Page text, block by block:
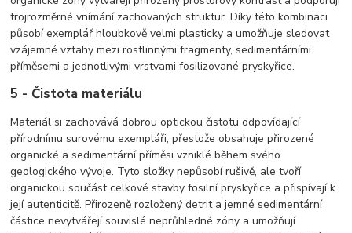
trojrozměrné vnímání zachovaných struktur. Díky této kombinaci
působí exemplář hloubkově velmi plasticky a umožňuje sledovat
vzájemné vztahy mezi rostlinnými fragmenty, sedimentárními
příměsemi a jednotlivými vrstvami fosilizované pryskyřice.
5 - Čistota materiálu
Materiál si zachovává dobrou optickou čistotu odpovídající
přírodnímu surovému exempláři, přestože obsahuje přirozené
organické a sedimentární příměsi vzniklé během svého
geologického vývoje. Tyto složky nepůsobí rušivě, ale tvoří
organickou součást celkové stavby fosilní pryskyřice a přispívají k
její autenticitě. Přirozeně rozložený detrit a jemné sedimentární
částice nevytvářejí souvislé neprůhledné zóny a umožňují